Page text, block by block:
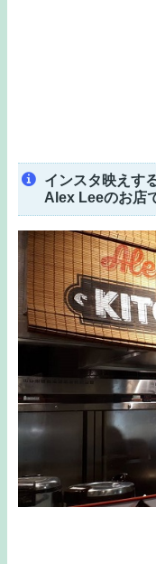
インスタ映えす
Alex Leeのお店